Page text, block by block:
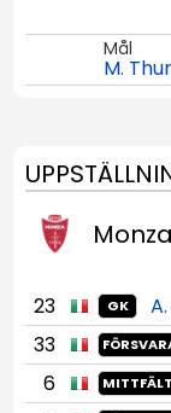
Mål
M.
Monza
23 GK
33
6